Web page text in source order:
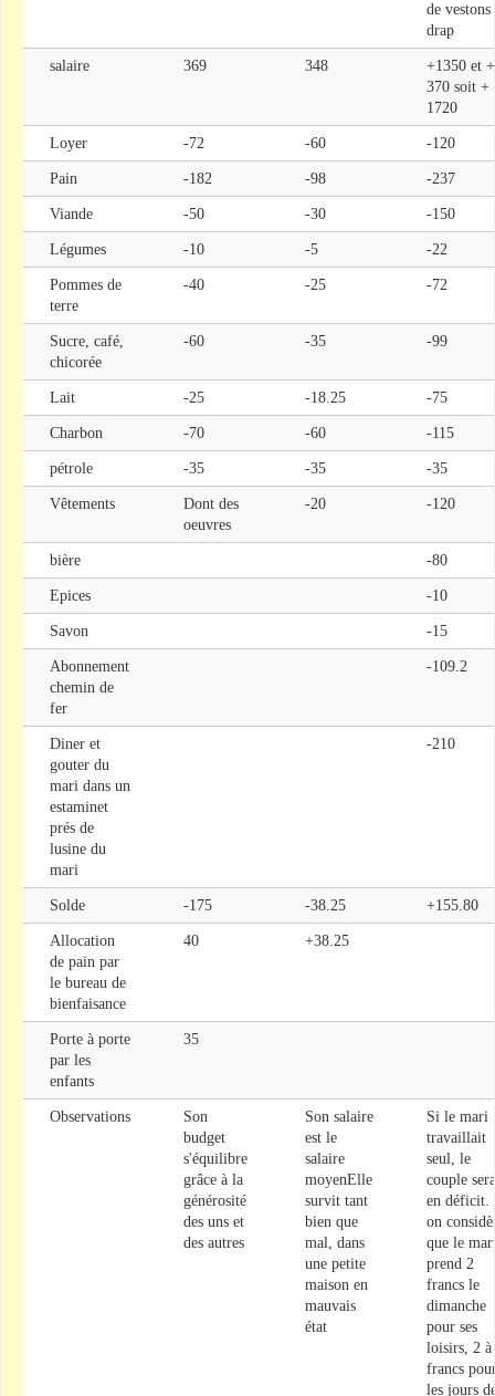
de vestons
drap
salaire 369 348
+1350 et +
370 soit +
1720
Loyer -72 -60 -120
Pain -182 -98 -237
Viande -50 -30 -150
Légumes -10 -5 -22
Pommes de
terre
-40 -25 -72
Sucre, café,
chicorée
-60 -35 -99
Lait -25 -18.25 -75
Charbon -70 -60 -115
pétrole -35 -35 -35
Vêtements
Dont des
oeuvres
-20 -120
bière -80
Epices -10
Savon -15
Abonnement
chemin de
fer
-109.2
Diner et
gouter du
mari dans un
estaminet
prés de
lusine du
mari
-210
Solde -175 -38.25 +155.80
Allocation
de pain par
le bureau de
bienfaisance
40 +38.25
Porte à porte
par les
enfants
35
Observations
Son
budget
s'équilibre
grâce à la
générosité
des uns et
des autres
Son salaire
est le
salaire
moyenElle
survit tant
bien que
mal, dans
une petite
maison en
mauvais
état
Si le mari
travaillait
seul, le
couple
en déficit.
on
que le
prend 2
francs le
dimanche
pour ses
loisirs, 2 à
francs
les jours